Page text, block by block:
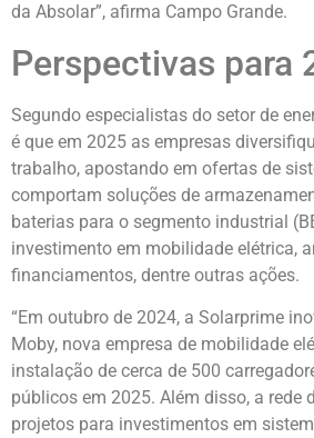
da Absolar”, afirma Campo Grande.
Perspectivas para
Segundo especialistas do setor de
é que em 2025 as empresas
trabalho, apostando em ofertas de
comportam soluções de
baterias para o segmento industrial
investimento em mobilidade elétrica,
financiamentos, dentre outras ações.
“Em outubro de 2024, a Solarprime
Moby, nova empresa de mobilidade
instalação de cerca de 500
públicos em 2025. Além disso, a rede
projetos para investimentos em